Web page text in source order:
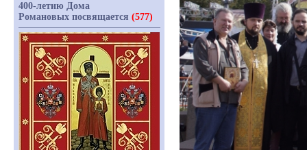
400-летию Дома
Романовых посвящается (577)